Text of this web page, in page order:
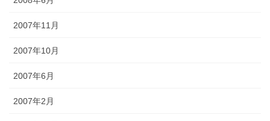
2007年11月
2007年10月
2007年6月
2007年2月